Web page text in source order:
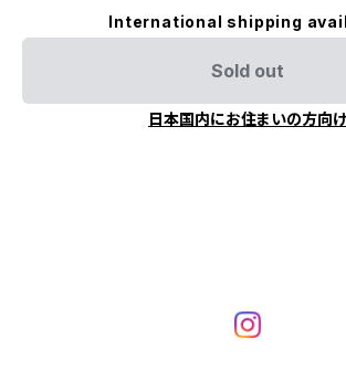
International shipping
Sold out
日本国内にお住まいの方向け